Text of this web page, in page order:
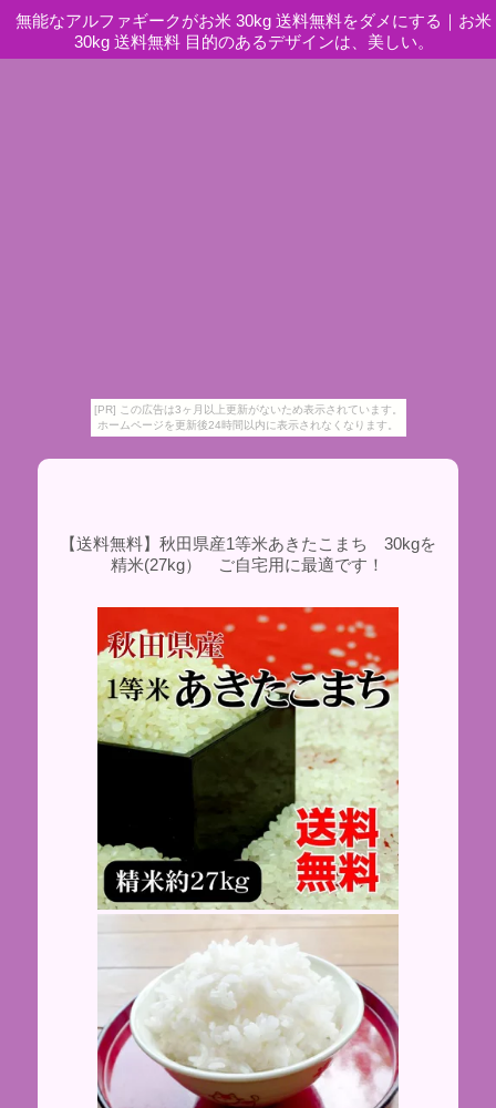
[PR] この広告は3ヶ月以上更新がないため表示されています。
ホームページを更新後24時間以内に表示されなくなります。
無能なアルファギークがお米 30kg 送料無料をダメにする ｜ お米
30kg 送料無料 目的のあるデザインは、美しい。
【送料無料】秋田県産1等米あきたこまち 30kgを
精米(27kg） ご自宅用に最適です！